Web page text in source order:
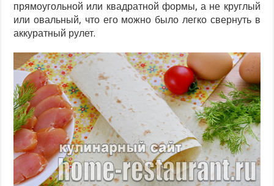
прямоугольной или квадратной формы, а не круглый
или овальный, что его можно было легко свернуть в
аккуратный рулет.